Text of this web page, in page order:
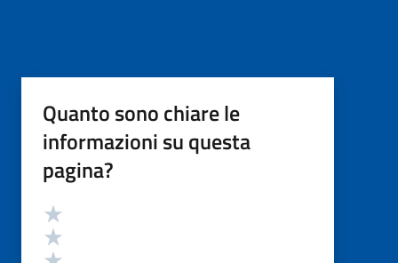
Quanto sono chiare le
informazioni su questa
pagina?
Valutazione